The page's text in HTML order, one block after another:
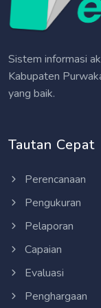
Sistem informasi
Kabupaten
yang baik.
Tautan Cepat
Perencanaan
Pengukuran
Pelaporan
Capaian
Evaluasi
Penghargaan